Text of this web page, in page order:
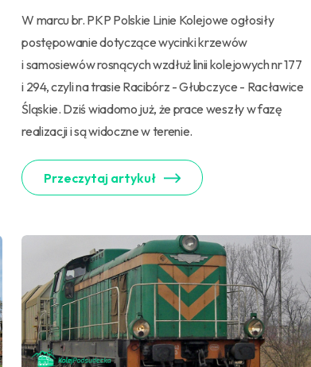
W marcu br. PKP Polskie Linie Kolejowe ogłosiły
postępowanie dotyczące wycinki krzewów
i samosiewów rosnących wzdłuż linii kolejowych nr 177
i 294, czyli na trasie Racibórz - Głubczyce - Racławice
Śląskie. Dziś wiadomo już, że prace weszły w fazę
realizacji i są widoczne w terenie.
Przeczytaj artykuł